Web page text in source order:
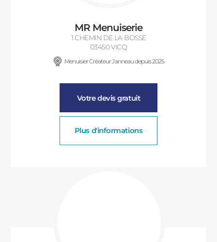
MR Menuiserie
1 CHEMIN DE LA BOSSE
03450 VICQ
Menuisier Créateur Janneau depuis 2025
Votre devis gratuit
Plus d'informations